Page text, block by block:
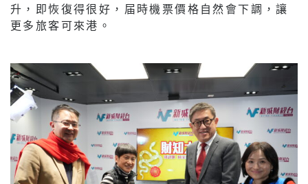
升，即恢復得很好，届時機票價格自然會下調，讓
更多旅客可來港。